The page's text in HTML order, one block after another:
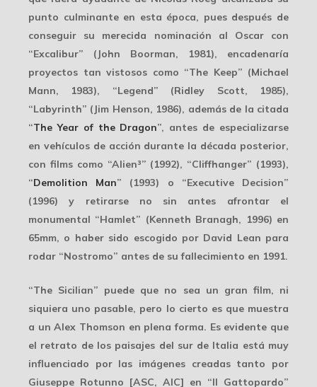
punto culminante en esta época, pues después de
conseguir su merecida nominación al Oscarcon
“Excalibur” (John Boorman, 1981), encadenaría
proyectos tan vistosos como “The Keep” (Michael
Mann, 1983), “Legend” (Ridley Scott, 1985),
“Labyrinth” (Jim Henson, 1986), además de la citada
“The Year of the Dragon”, antes de especializarse
en vehículos de acción durante la década posterior,
con films como “Alien³” (1992), “Cliffhanger” (1993),
“Demolition Man” (1993) o “Executive Decision”
(1996) y retirarse no sin antes afrontar el
monumental “Hamlet” (Kenneth Branagh, 1996) en
65mm, o haber sido escogido por David Lean para
rodar “Nostromo” antes de su fallecimiento en 1991.
“The Sicilian” puede que no sea un gran film, ni
siquiera uno pasable, pero lo cierto es que muestra
a un Alex Thomson en plena forma. Es evidente que
el retrato de los paisajes del sur de Italia está muy
influenciado por las imágenes creadas tanto por
Giuseppe Rotunno [ASC, AIC] en “Il Gattopardo”